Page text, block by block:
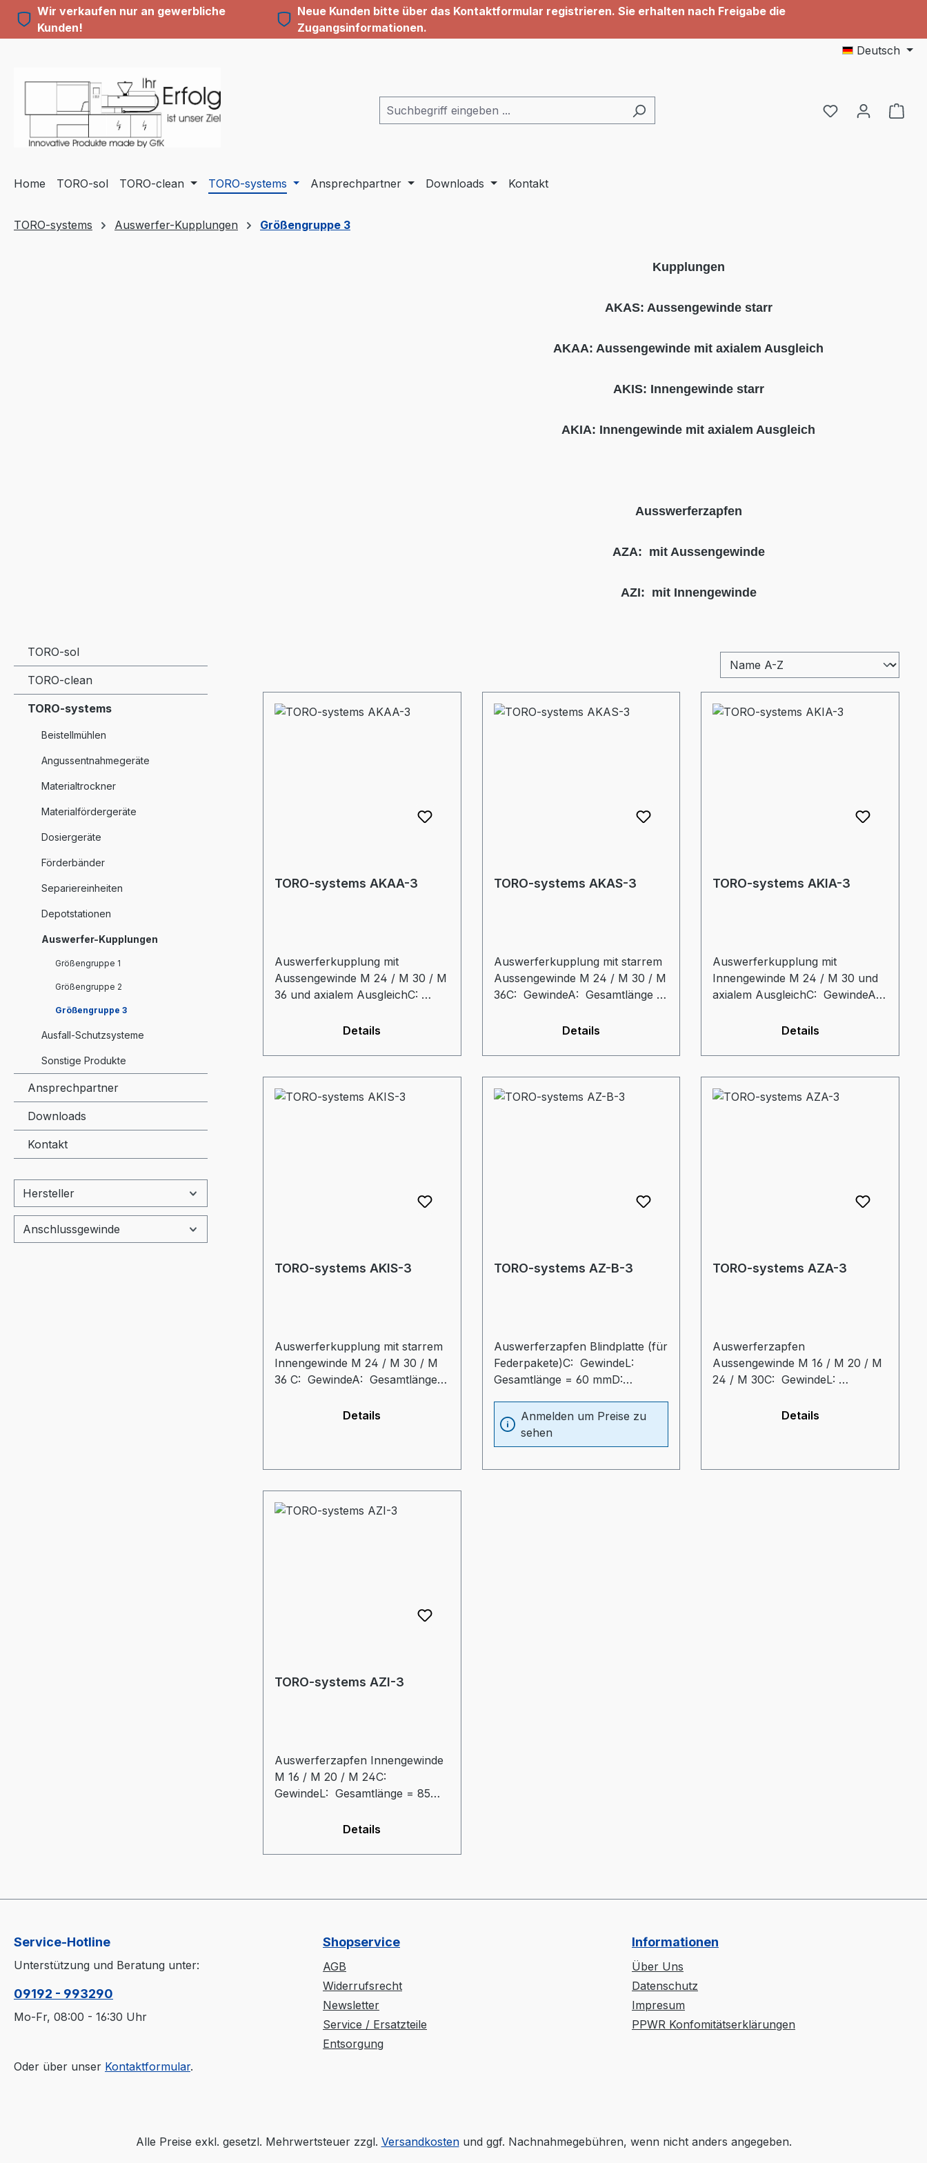
Hauptinhalt springen
Zur Suche springen
Zur Hauptnavigation springen
Wir verkaufen nur an gewerbliche
Kunden!
Neue Kunden bitte über das Kontaktformular registrieren. Sie erhalten nach Freigabe die
Zugangsinformationen.
Deutsch
Du hast 0
Home TORO-sol TORO-clean TORO-systems Ansprechpartner Downloads Kontakt
TORO-systems Auswerfer-Kupplungen Größengruppe 3
Kupplungen
AKAS: Aussengewinde starr
AKAA: Aussengewinde mit axialem Ausgleich
AKIS: Innengewinde starr
AKIA: Innengewinde mit axialem Ausgleich
Ausswerferzapfen
AZA: mit Aussengewinde
AZI: mit Innengewinde
TORO-sol
TORO-clean
TORO-systems
Beistellmühlen
Angussentnahmegeräte
Materialtrockner
Materialfördergeräte
Dosiergeräte
Förderbänder
Separiereinheiten
Depotstationen
Auswerfer-Kupplungen
Größengruppe 1
Größengruppe 2
Größengruppe 3
Ausfall-Schutzsysteme
Sonstige Produkte
Ansprechpartner
Downloads
Kontakt
Hersteller
Anschlussgewinde
TORO-systems AKAA-3
Auswerferkupplung mit
Aussengewinde M 24 / M 30 / M
36 und axialem AusgleichC:
mmGL: Gewindelänge = 70
mmdz: Durchmesser
Auswerferzapfen = 42 mmtz:
Eintauchtiefe Zapfen = 50 mm
Details
TORO-systems AKAS-3
Auswerferkupplung mit starrem
Aussengewinde M 24 / M 30 / M
36C: GewindeA: Gesamtlänge =
mmD: Aussendurchmesser = 80
Auswerferzapfen = 42 mmtz:
Eintauchtiefe Zapfen = 50 mm
Details
TORO-systems AKIA-3
Auswerferkupplung mit
Innengewinde M 24 / M 30 und
axialem AusgleichC: GewindeA:
Gewindelänge = 50 mmd:
mmD: Aussendurchmesser = 80
mmdz: Durchmesser
Auswerferzapfen = 42 mmtz:
Details
TORO-systems AKIS-3
Auswerferkupplung mit starrem
Innengewinde M 24 / M 30 / M
36 C: GewindeA: Gesamtlänge =
mmd: Durchmesser
= 50 mm
Details
TORO-systems AZ-B-3
Auswerferzapfen Blindplatte (für
Federpakete)C: GewindeL:
Gesamtlänge = 60 mmD:
Durchmesser Auswerferzapfen
= 42 mmtz: Eintauchtiefe Zapfen
= 50 mm
Anmelden um Preise zu
sehen
TORO-systems AZA-3
Auswerferzapfen
Aussengewinde M 16 / M 20 / M
24 / M 30C: GewindeL:
Gewindelänge = 40 mmdz:
Details
TORO-systems AZI-3
Auswerferzapfen Innengewinde
M 16 / M 20 / M 24C:
GewindeL: Gesamtlänge = 85
mmGL: Gewindelänge = 35
Auswerferzapfen = 42 mmtz:
Details
Service-Hotline
Unterstützung und Beratung unter:
09192 - 993290
Mo-Fr, 08:00 - 16:30 Uhr
Oder über unser Kontaktformular.
Shopservice
AGB
Widerrufsrecht
Newsletter
Service / Ersatzteile
Entsorgung
Informationen
Über Uns
Datenschutz
Impresum
PPWR Konfomitätserklärungen
Alle Preise exkl. gesetzl. Mehrwertsteuer zzgl. Versandkostenund ggf. Nachnahmegebühren, wenn nicht anders angegeben.